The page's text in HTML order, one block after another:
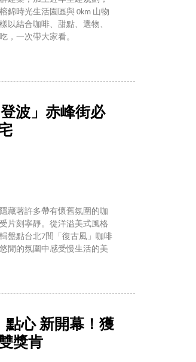
錦時光生活園區與 0km 山物
以結合咖啡、甜點、選物、
，一次帶大家看。
波」赤峰街必
藏著許多帶有懷舊氛圍的咖
片刻寧靜。從洋溢美式風格
盤點台北7間「復古風」咖啡
閒的氛圍中感受慢生活的美
點心 新開幕！獲
獎肯